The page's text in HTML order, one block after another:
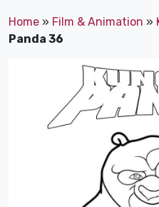
Home » Film & Animation »
Panda 36